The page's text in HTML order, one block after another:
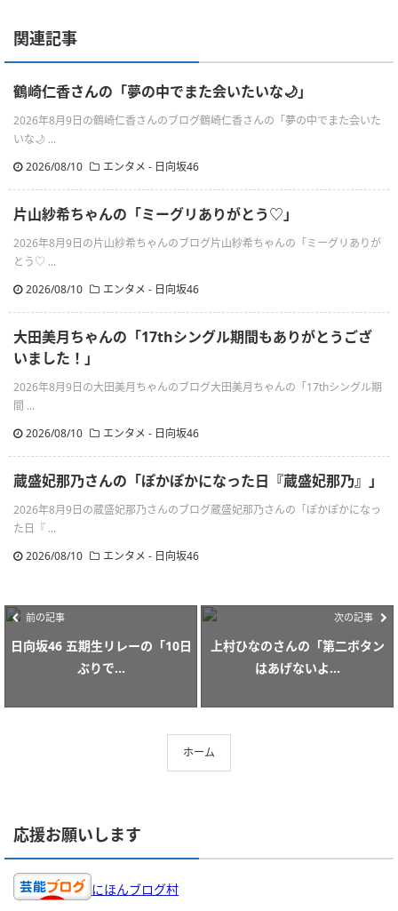
関連記事
鶴崎仁香さんの「夢の中でまた会いたいな🌙」
2026年8月9日の鶴崎仁香さんのブログ鶴崎仁香さんの「夢の中でまた会いた
いな🌙 ...
2026/08/10
エンタメ - 日向坂46
片山紗希ちゃんの「ミーグリありがとう♡」
2026年8月9日の片山紗希ちゃんのブログ片山紗希ちゃんの「ミーグリありが
とう♡ ...
2026/08/10
エンタメ - 日向坂46
大田美月ちゃんの「17thシングル期間もありがとうござ
いました！」
2026年8月9日の大田美月ちゃんのブログ大田美月ちゃんの「17thシングル期
間 ...
2026/08/10
エンタメ - 日向坂46
蔵盛妃那乃さんの「ぽかぽかになった日『蔵盛妃那乃』」
2026年8月9日の蔵盛妃那乃さんのブログ蔵盛妃那乃さんの「ぽかぽかになっ
た日『 ...
2026/08/10
エンタメ - 日向坂46
前の記事
日向坂46 五期生リレーの「10日
ぶりで...
次の記事
上村ひなのさんの「第二ボタン
はあげないよ...
ホーム
応援お願いします
にほんブログ村